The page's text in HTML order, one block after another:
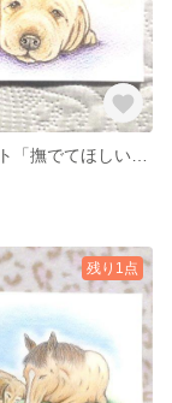
残り1点